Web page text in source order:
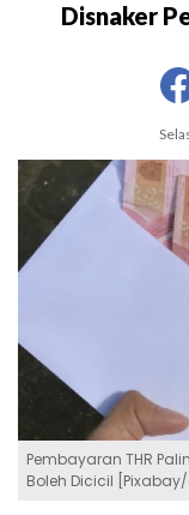
Disnaker
Pembayaran THR
Boleh Dicicil